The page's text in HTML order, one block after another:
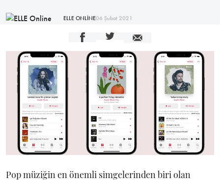
ELLE ONLİNE06 Şubat 2021
Pop müziğin en önemli simgelerinden biri olan